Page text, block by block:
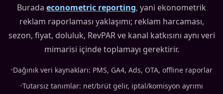
Burada econometric reporting, yani ekonometrik
reklam raporlaması yaklaşımı; reklam harcaması,
sezon, fiyat, doluluk, RevPAR ve kanal katkısını aynı veri
mimarisi içinde toplamayı gerektirir.
•Dağınık veri kaynakları: PMS, GA4, Ads, OTA, offline raporlar
•Tutarsız tanımlar: net/brüt gelir, iptal/komisyon ayrımı